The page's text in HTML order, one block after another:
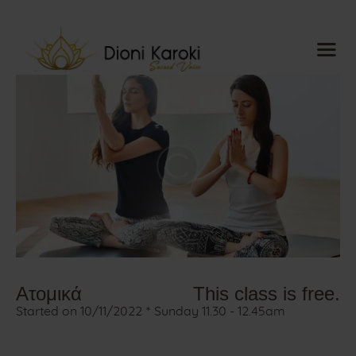
Dioni Karoki
Sacred Voice
About me
Sacred Voice
Mindful
Resonance
Ημερολόγιο
Blog
Ατομικά This class is free.
Started on 10/11/2022 Sunday 11.30 - 12.45am